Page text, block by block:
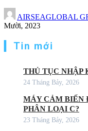
AIRSEAGLOBAL
Mười, 2023
Tin mới
THỦ TỤC NHẬP
24 Tháng Bảy, 2026
MÁY CẢM BIẾN
PHÂN LOẠI C?
23 Tháng Bảy, 2026